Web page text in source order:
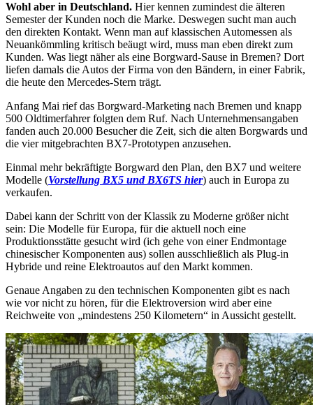
Wohl aber in Deutschland. Hier kennen zumindest die älteren
Semester der Kunden noch die Marke. Deswegen sucht man auch
den direkten Kontakt. Wenn man auf klassischen Automessen als
Neuankömmling kritisch beäugt wird, muss man eben direkt zum
Kunden. Was liegt näher als eine Borgward-Sause in Bremen? Dort
liefen damals die Autos der Firma von den Bändern, in einer Fabrik,
die heute den Mercedes-Stern trägt.
Anfang Mai rief das Borgward-Marketing nach Bremen und knapp
500 Oldtimerfahrer folgten dem Ruf. Nach Unternehmensangaben
fanden auch 20.000 Besucher die Zeit, sich die alten Borgwards und
die vier mitgebrachten BX7-Prototypen anzusehen.
Einmal mehr bekräftigte Borgward den Plan, den BX7 und weitere
Modelle (Vorstellung BX5 und BX6TS hier) auch in Europa zu
verkaufen.
Dabei kann der Schritt von der Klassik zu Moderne größer nicht
sein: Die Modelle für Europa, für die aktuell noch eine
Produktionsstätte gesucht wird (ich gehe von einer Endmontage
chinesischer Komponenten aus) sollen ausschließlich als Plug-in
Hybride und reine Elektroautos auf den Markt kommen.
Genaue Angaben zu den technischen Komponenten gibt es nach
wie vor nicht zu hören, für die Elektroversion wird aber eine
Reichweite von „mindestens 250 Kilometern“ in Aussicht gestellt.